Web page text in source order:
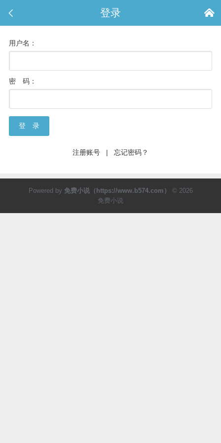
 
登录
用户名：
密 码：
登 录
注册账号 | 忘记密码？
Powered by 免费小说（https://www.b574.com）
© 2026
免费小说